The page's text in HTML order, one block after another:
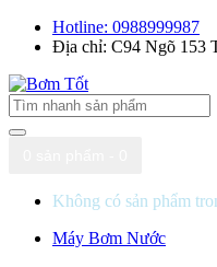
Hotline: 0988999987
Địa chỉ: C94 Ngõ 153
Không có sản phẩm
Máy Bơm Nước